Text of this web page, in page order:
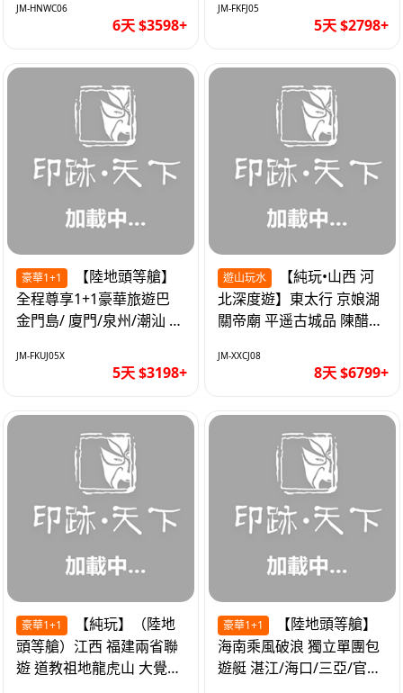
優質6天
JM-HNWC06
6天 $3598+
JM-FKFJ05
5天 $2798+
豪華1+1
全程尊享1+1豪華旅遊巴
金門島/ 廈門/泉州/潮汕 無
JM-FKUJ05X
5天 $3198+
遊山玩水
北深度遊】東太行 京娘湖
關帝廟 平遥古城品 陳醋咖
JM-XXCJ08
8天 $6799+
豪華1+1
頭等艙）江西 福建兩省聯
遊 道教祖地龍虎山 大覺山
豪華1+1
海南乘風破浪 獨立單團包
遊艇 湛江/海口/三亞/官塘/